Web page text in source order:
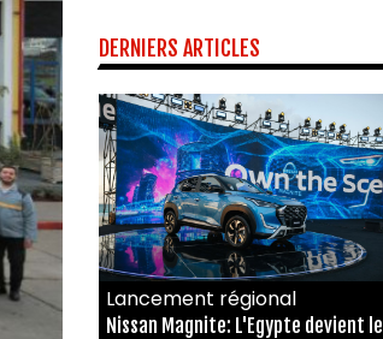
DERNIERS ARTICLES
Lancement régional
Nissan Magnite: L'Egypte devient le